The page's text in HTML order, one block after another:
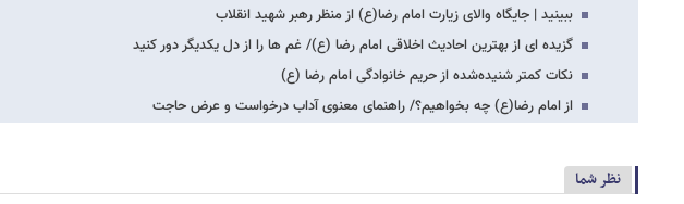
ببینید | جایگاه والای زیارت امام رضا(ع) از منظر رهبر شهید انقلاب
گزیده ای از بهترین احادیث اخلاقی امام رضا (ع)/ غم ها را از دل یکدیگر دور کنید
نکات کمتر شنیده‌شده از حریم خانوادگی امام رضا (ع)
از امام رضا(ع) چه بخواهیم؟/ راهنمای معنوی آداب درخواست و عرض حاجت
نظر شما